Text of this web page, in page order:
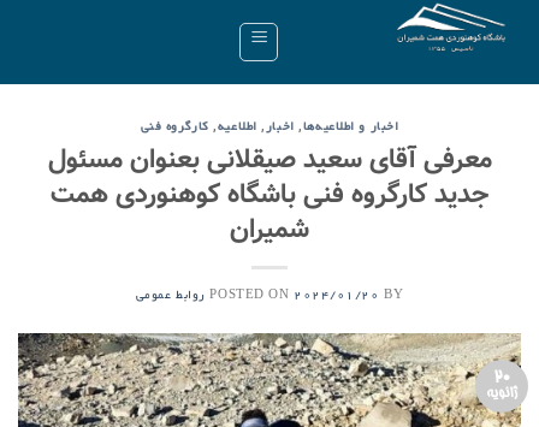
اخبار و اطلاعیه‌ها, اخبار , اطلاعیه, کارگروه فنی
معرفی آقای سعید صیقلانی بعنوان مسئول
جدید کارگروه فنی باشگاه کوهنوردی همت
شمیران
POSTED ON 2024/01/20 BY روابط عمومی
20
ژانویه